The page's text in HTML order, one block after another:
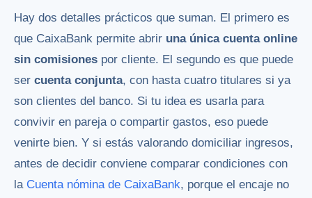
Hay dos detalles prácticos que suman. El primero es
que CaixaBank permite abrir una única cuenta online
sin comisiones por cliente. El segundo es que puede
ser cuenta conjunta, con hasta cuatro titulares si ya
son clientes del banco. Si tu idea es usarla para
convivir en pareja o compartir gastos, eso puede
venirte bien. Y si estás valorando domiciliar ingresos,
antes de decidir conviene comparar condiciones con
la Cuenta nómina de CaixaBank, porque el encaje no